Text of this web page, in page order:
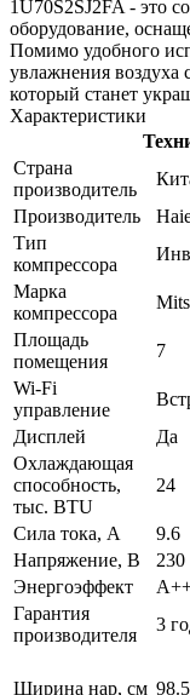
1U70S2SJ2FA - это
оборудование,
Помимо удобного
увлажнения воздуха
который станет
Характеристики
Страна
производитель
Производитель
Тип
компрессора
Марка
компрессора
Площадь
помещения
7
Wi-Fi
управление
Дисплей
Да
Охлаждающая
способность,
тыс. BTU
24
Сила тока, А
9.6
Напряжение, В
230
Энергоэффект
Гарантия
производителя
3
Ширина нар, см 98.5